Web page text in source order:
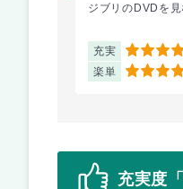
ジブリのDVDを見
充実 4
楽単 4
充実度